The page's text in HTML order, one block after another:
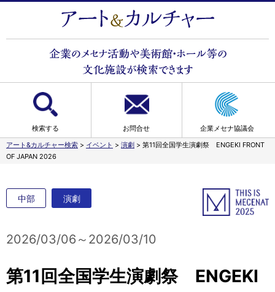
検索する お問合せ
企業メセナ協議会
アート&カルチャー検索 > イベント > 演劇 > 第11回全国学生演劇祭 ENGEKI FRONT
OF JAPAN 2026
中部 演劇
2026/03/06～2026/03/10
第11回全国学生演劇祭 ENGEKI